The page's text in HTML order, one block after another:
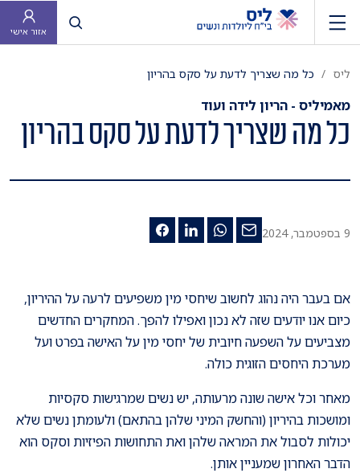
פתח חיפוש
אזור אישי
ליס כל מה שצריך לדעת על סקס בהריון
מאמיליס - הריון לידה ועוד
כל מה שצריך לדעת על סקס בהריון
9 בספטמבר, 2024
אם בעבר היה נהוג לחשוב שיחסי מין משפיעים לרעה על ההיריון,
כיום אנו יודעים שזה לא נכון ואפילו להפך. המחקרים החדשים
מצביעים על השפעה חיובית של יחסי מין על האישה בפרט ועל
מערכת היחסים הזוגית כולה.
מאחר וכל אישה שונה מרעותה, יש נשים שמרגישות סקסיות
ומושכות בהיריון (והחשק המיני שלהן בהתאם) ולעומתן נשים שלא
יכולות לסבול את המראה שלהן ואת התחושות הפיזיות וסקס הוא
הדבר האחרון שמעניין אותן.